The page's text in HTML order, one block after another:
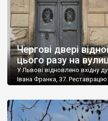
Чергові двері
цього разу на
У Львові відновлено вхідну
Івана Франка, 37.
поганому стані, знищені.
різьблення – була відсутня